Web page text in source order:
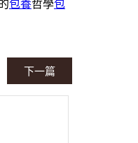
包養哲學包
下一篇